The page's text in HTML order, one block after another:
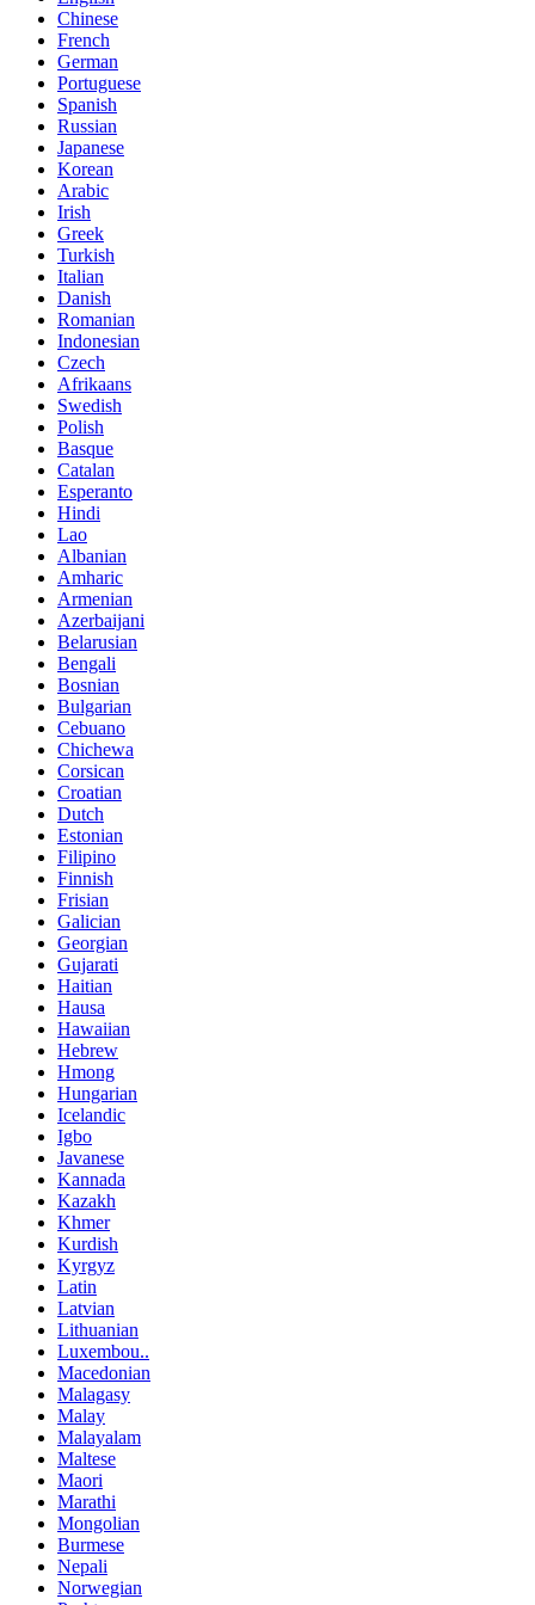
Chinese
French
German
Portuguese
Spanish
Russian
Japanese
Korean
Arabic
Irish
Greek
Turkish
Italian
Danish
Romanian
Indonesian
Czech
Afrikaans
Swedish
Polish
Basque
Catalan
Esperanto
Hindi
Lao
Albanian
Amharic
Armenian
Azerbaijani
Belarusian
Bengali
Bosnian
Bulgarian
Cebuano
Chichewa
Corsican
Croatian
Dutch
Estonian
Filipino
Finnish
Frisian
Galician
Georgian
Gujarati
Haitian
Hausa
Hawaiian
Hebrew
Hmong
Hungarian
Icelandic
Igbo
Javanese
Kannada
Kazakh
Khmer
Kurdish
Kyrgyz
Latin
Latvian
Lithuanian
Luxembou..
Macedonian
Malagasy
Malay
Malayalam
Maltese
Maori
Marathi
Mongolian
Burmese
Nepali
Norwegian